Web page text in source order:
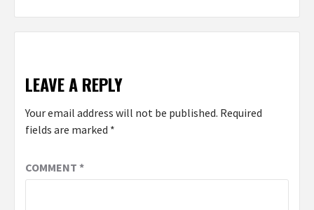
LEAVE A REPLY
Your email address will not be published. Required
fields are marked *
COMMENT *